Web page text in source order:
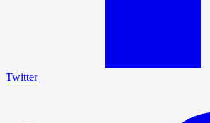
Twitter